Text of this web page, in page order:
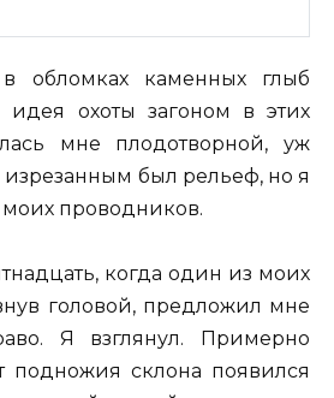
обломках каменных глыб
охоты загоном в этих
мне плодотворной, уж
был рельеф, но я
проводников.
когда один из моих
головой, предложил мне
Я взглянул. Примерно
подножия склона появился